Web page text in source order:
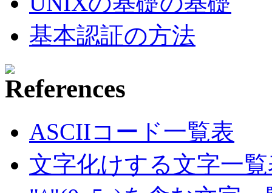
基本認証の方法
ASCIIコード一覧表
文字化けする文字一